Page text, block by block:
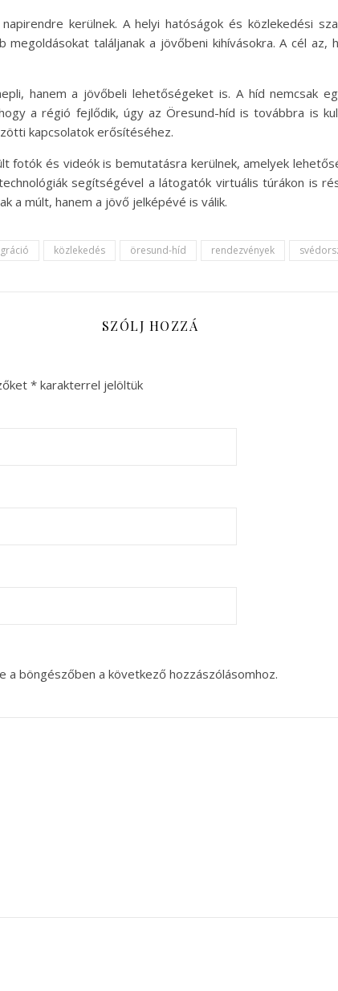
kerülnek. A helyi hatóságok és közlekedési
találjanak a jövőbeni kihívásokra. A cél
hanem a jövőbeli lehetőségeket is. A híd nemcsak
a régió fejlődik, úgy az Öresund-híd is továbbra is
kapcsolatok erősítéséhez.
fotók és videók is bemutatásra kerülnek, amelyek
segítségével a látogatók virtuális túrákon is
a múlt, hanem a jövő jelképévé is válik.
közlekedés öresund-híd rendezvények
SZÓLJ HOZZÁ
* karakterrel jelöltük
a böngészőben a következő hozzászólásomhoz.